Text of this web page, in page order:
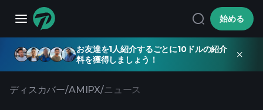
始める
お友達を1人紹介するごとに10ドルの紹介
料を獲得しましょう！
ディスカバー/AMIPX/ニュース